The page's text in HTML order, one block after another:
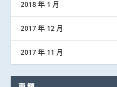
2018 年 1 月
2017 年 12 月
2017 年 11 月